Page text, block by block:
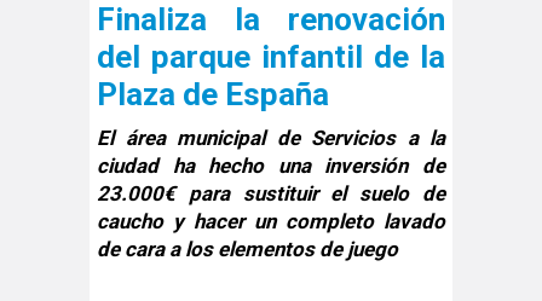
Finaliza la renovación
del parque infantil de la
Plaza de España
El área municipal de Servicios a la
ciudad ha hecho una inversión de
23.000€ para sustituir el suelo de
caucho y hacer un completo lavado
de cara a los elementos de juego